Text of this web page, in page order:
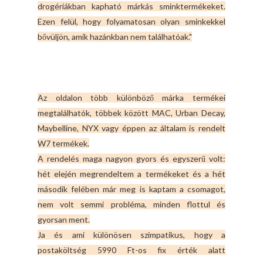
drogériákban kapható márkás sminktermékeket.
Ezen felül, hogy folyamatosan olyan sminkekkel
bővüljön, amik hazánkban nem találhatóak."
Az oldalon több különböző márka termékei
megtalálhatók, többek között MAC, Urban Decay,
Maybelline, NYX vagy éppen az általam is rendelt
W7 termékek.
A rendelés maga nagyon gyors és egyszerű volt:
hét elején megrendeltem a termékeket és a hét
második felében már meg is kaptam a csomagot,
nem volt semmi probléma, minden flottul és
gyorsan ment.
Ja és ami különösen szimpatikus, hogy a
postaköltség 5990 Ft-os fix érték alatt